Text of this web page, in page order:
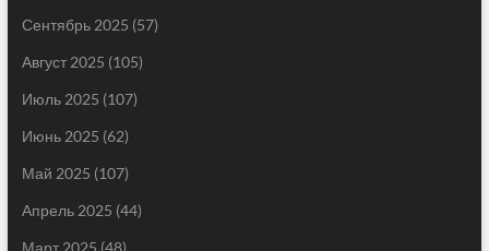
Сентябрь 2025 (57)
Август 2025 (105)
Июль 2025 (107)
Июнь 2025 (62)
Май 2025 (107)
Апрель 2025 (44)